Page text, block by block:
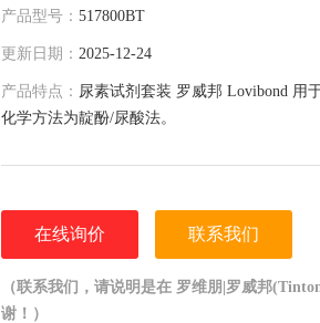
产品型号： 517800BT
更新日期： 2025-12-24
产品特点： 尿素试剂套装 罗威邦 Lovibond 用
化学方法为靛酚/尿酸法。
在线询价 联系我们
（联系我们，请说明是在 罗维朋|罗威邦
谢！）